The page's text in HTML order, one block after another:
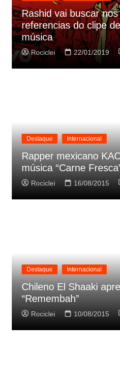
Rashid vai buscar
referencias do clipe
música
Rociclei 22/01/2019
Destaque Internacional
Rapper mexicano
música “Carne
Rociclei 16/08/2015
Destaque Internacional
Chileno El Shaaki
“Remembah”
Rociclei 10/08/2015